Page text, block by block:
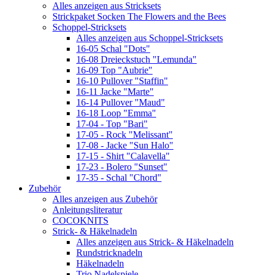
Alles anzeigen aus Stricksets
Strickpaket Socken The Flowers and the Bees
Schoppel-Stricksets
Alles anzeigen aus Schoppel-Stricksets
16-05 Schal "Dots"
16-08 Dreieckstuch "Lemunda"
16-09 Top "Aubrie"
16-10 Pullover "Staffin"
16-11 Jacke "Marte"
16-14 Pullover "Maud"
16-18 Loop "Emma"
17-04 - Top "Bari"
17-05 - Rock "Melissant"
17-08 - Jacke "Sun Halo"
17-15 - Shirt "Calavella"
17-23 - Bolero "Sunset"
17-35 - Schal "Chord"
Zubehör
Alles anzeigen aus Zubehör
Anleitungsliteratur
COCOKNITS
Strick- & Häkelnadeln
Alles anzeigen aus Strick- & Häkelnadeln
Rundstricknadeln
Häkelnadeln